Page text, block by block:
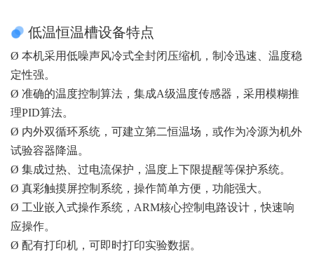
低温恒温槽设备特点
Ø 本机采用低噪声风冷式全封闭压缩机，制冷迅速、温度稳
定性强。
Ø 准确的温度控制算法，集成A级温度传感器，采用模糊推
理PID算法。
Ø 内外双循环系统，可建立第二恒温场，或作为冷源为机外
试验容器降温。
Ø 集成过热、过电流保护，温度上下限提醒等保护系统。
Ø 真彩触摸屏控制系统，操作简单方便，功能强大。
Ø 工业嵌入式操作系统，ARM核心控制电路设计，快速响
应操作。
Ø 配有打印机，可即时打印实验数据。